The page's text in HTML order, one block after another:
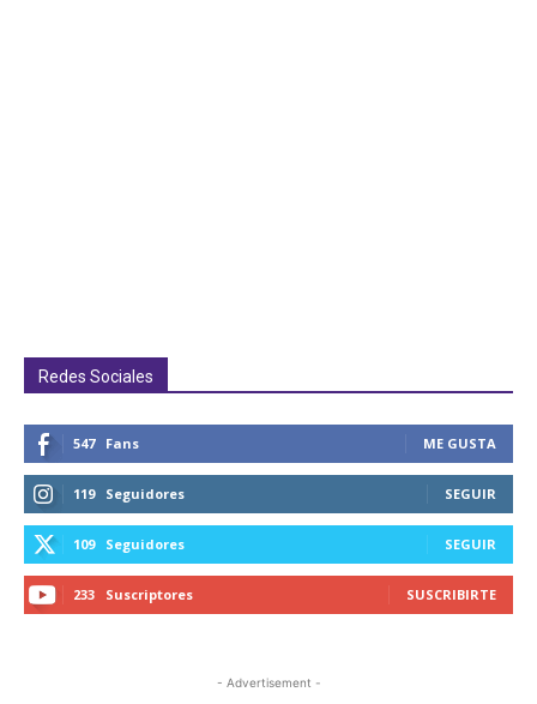
Redes Sociales
547 Fans ME GUSTA
119 Seguidores SEGUIR
109 Seguidores SEGUIR
233 Suscriptores SUSCRIBIRTE
- Advertisement -